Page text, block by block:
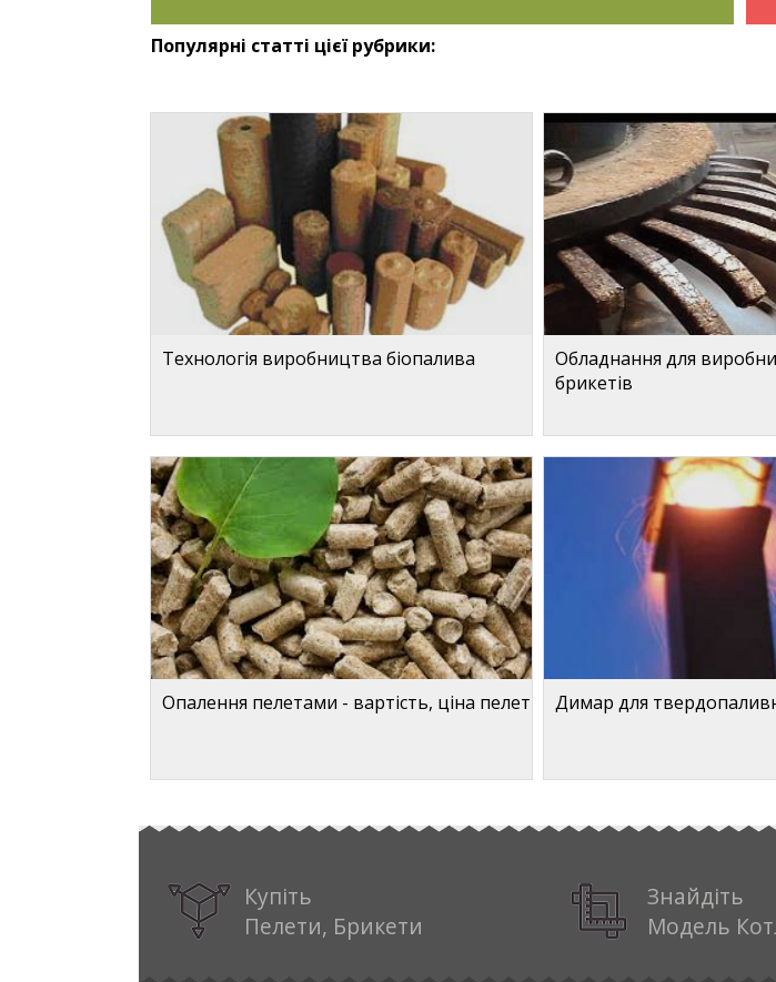
Популярні статті цієї рубрики:
Технологія виробництва біопалива
Обладнання для
брикетів
Опалення пелетами - вартість, ціна пелет Димар для
Купіть
Пелети, Брикети
Знайдіть
Модель